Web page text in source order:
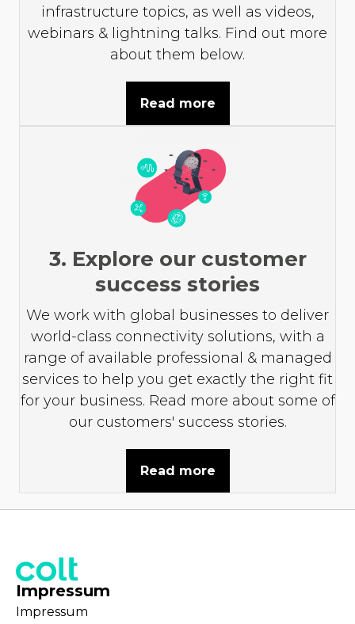
infrastructure topics, as well as videos,
webinars & lightning talks. Find out more
about them below.
Read more
3. Explore our customer
success stories
We work with global businesses to deliver
world-class connectivity solutions, with a
range of available professional & managed
services to help you get exactly the right fit
for your business. Read more about some of
our customers' success stories.
Read more
Impressum
Impressum